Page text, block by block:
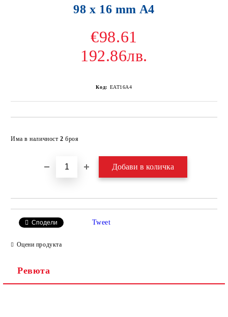
98 x 16 mm A4
€98.61
192.86лв.
Код: EAT16A4
Има в наличност 2 броя
Сподели Tweet
Оцени продукта
Ревюта